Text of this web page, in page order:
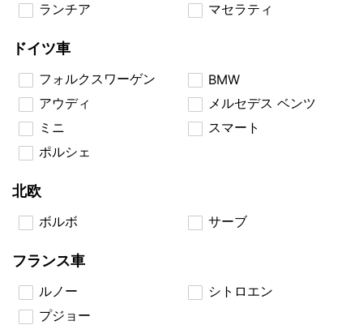
ランチア
マセラティ
ドイツ車
フォルクスワーゲン
BMW
アウディ
メルセデス ベンツ
ミニ
スマート
ポルシェ
北欧
ボルボ サーブ
フランス車
ルノー
シトロエン
プジョー